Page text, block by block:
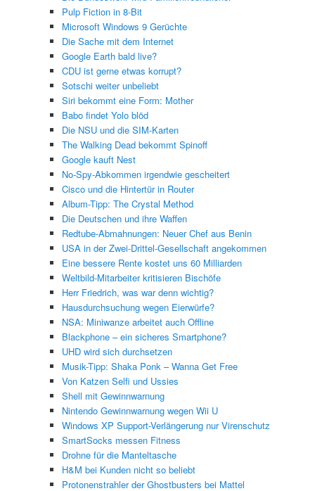
Pulp Fiction in 8-Bit
Microsoft Windows 9 Gerüchte
Die Sache mit dem Internet
Google Earth bald live?
CDU ist gerne etwas korrupt?
Sotschi weiter unbeliebt
Siri bekommt eine Form: Mother
Babo findet Yolo blöd
Die NSU und die SIM-Karten
The Walking Dead bekommt Spinoff
Google kauft Nest
No-Spy-Abkommen irgendwie gescheitert
Cisco und die Hintertür in Router
Album-Tipp: The Crystal Method
Die Deutschen und ihre Waffen
Redtube-Abmahnungen: Neuer Chef aus Benin
USA in der Zwei-Drittel-Gesellschaft angekommen
Eine bessere Rente kostet uns 60 Milliarden
Weltbild-Mitarbeiter kritisieren Bischöfe
Herr Friedrich, was war denn wichtig?
Hausdurchsuchung wegen Eierwürfe?
NSA: Miniwanze arbeitet auch Offline
Blackphone – ein sicheres Smartphone?
UHD wird sich durchsetzen
Musik-Tipp: Shaka Ponk – Wanna Get Free
Von Katzen Selfi und Ussies
Shell mit Gewinnwarnung
Nintendo Gewinnwarnung wegen Wii U
Windows XP Support-Verlängerung nur Virenschutz
SmartSocks messen Fitness
Drohne für die Manteltasche
H&M bei Kunden nicht so beliebt
Protonenstrahler der Ghostbusters bei Mattel